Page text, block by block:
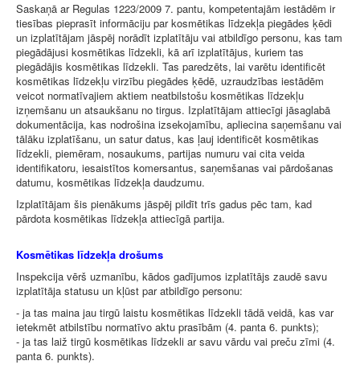
Saskaņā ar Regulas 1223/2009 7. pantu, kompetentajām iestādēm ir
tiesības pieprasīt informāciju par kosmētikas līdzekļa piegādes ķēdi
un izplatītājam jāspēj norādīt izplatītāju vai atbildīgo personu, kas tam
piegādājusi kosmētikas līdzekli, kā arī izplatītājus, kuriem tas
piegādājis kosmētikas līdzekli. Tas paredzēts, lai varētu identificēt
kosmētikas līdzekļu virzību piegādes ķēdē, uzraudzības iestādēm
veicot normatīvajiem aktiem neatbilstošu kosmētikas līdzekļu
izņemšanu un atsaukšanu no tirgus. Izplatītājam attiecīgi jāsaglabā
dokumentācija, kas nodrošina izsekojamību, apliecina saņemšanu vai
tālāku izplatīšanu, un satur datus, kas ļauj identificēt kosmētikas
līdzekli, piemēram, nosaukums, partijas numuru vai cita veida
identifikatoru, iesaistītos komersantus, saņemšanas vai pārdošanas
datumu, kosmētikas līdzekļa daudzumu.
Izplatītājam šis pienākums jāspēj pildīt trīs gadus pēc tam, kad
pārdota kosmētikas līdzekļa attiecīgā partija.
Kosmētikas līdzekļa drošums
Inspekcija vērš uzmanību, kādos gadījumos izplatītājs zaudē savu
izplatītāja statusu un kļūst par atbildīgo personu:
- ja tas maina jau tirgū laistu kosmētikas līdzekli tādā veidā, kas var
ietekmēt atbilstību normatīvo aktu prasībām (4. panta 6. punkts);
- ja tas laiž tirgū kosmētikas līdzekli ar savu vārdu vai preču zīmi (4.
panta 6. punkts).